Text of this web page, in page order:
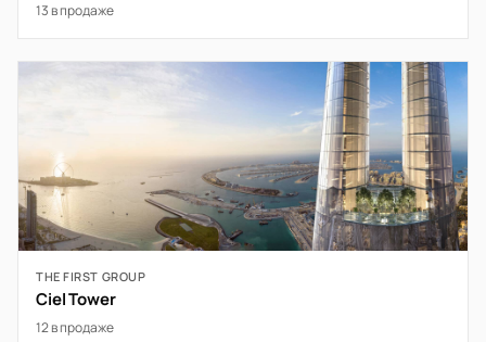
13 в продаже
THE FIRST GROUP
Ciel Tower
12 в продаже